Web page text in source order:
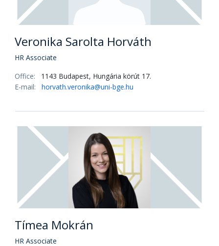
Veronika Sarolta Horváth
HR Associate
Office:
1143 Budapest, Hungária körút 17.
E-mail:
horvath.veronika@uni-bge.hu
Tímea Mokrán
HR Associate